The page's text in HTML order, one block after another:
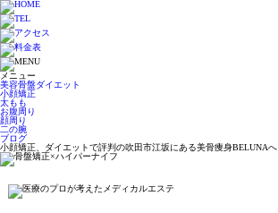
メニュー
美容骨盤ダイエット
小顔矯正
太もも
お腹周り
顔周り
二の腕
ブログ
小顔矯正、ダイエットで評判の吹田市江坂にある美骨痩身BELUNAへ